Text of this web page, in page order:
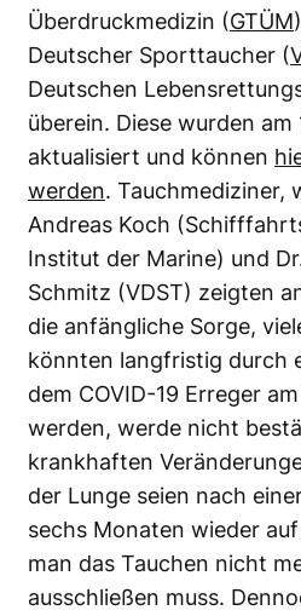
Überdruckmedizin (GTÜM
Deutscher Sporttaucher (
Deutschen
überein. Diese wurden am
aktualisiert und können
werden. Tauchmediziner,
Andreas Koch
Institut der Marine) und
Schmitz (VDST) zeigten
die anfängliche Sorge,
könnten langfristig durch
dem COVID-19 Erreger
werden, werde nicht
krankhaften
der Lunge seien nach
sechs Monaten wieder
man das Tauchen nicht
ausschließen muss.